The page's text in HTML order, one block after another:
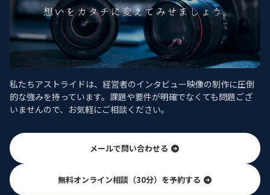
私たちアストライドは、経営者のインタビュー映像の制作に圧倒
的な強みを持っています。課題や要件が明確でなくても問題ござ
いませんので、お気軽にご相談ください。
メールで問い合わせる
無料オンライン相談（30分）を予約する